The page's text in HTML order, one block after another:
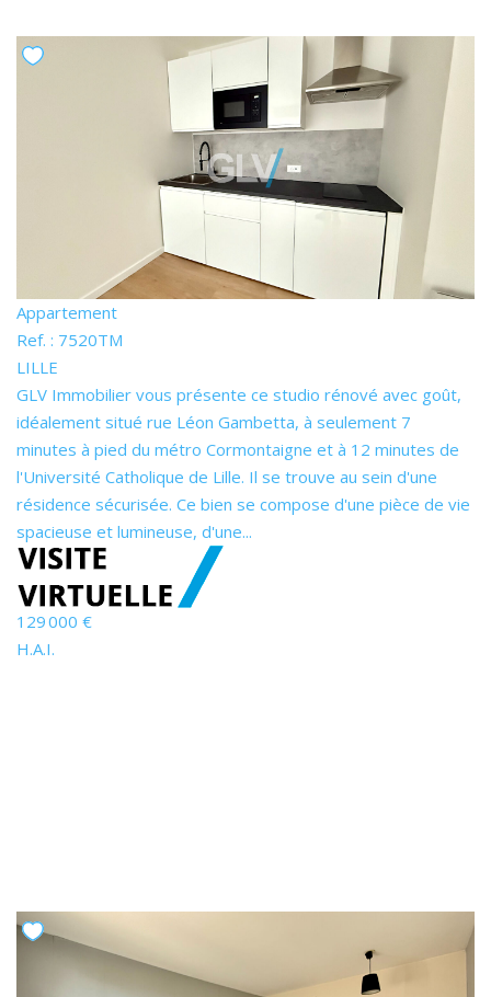
CONTACT
ESPACE CLIENTS
Appartement
Ref. : 7520TM
LILLE
GLV Immobilier vous présente ce studio rénové avec goût,
idéalement situé rue Léon Gambetta, à seulement 7
minutes à pied du métro Cormontaigne et à 12 minutes de
l'Université Catholique de Lille. Il se trouve au sein d'une
résidence sécurisée. Ce bien se compose d'une pièce de vie
spacieuse et lumineuse, d'une...
129 000 €
H.A.I.